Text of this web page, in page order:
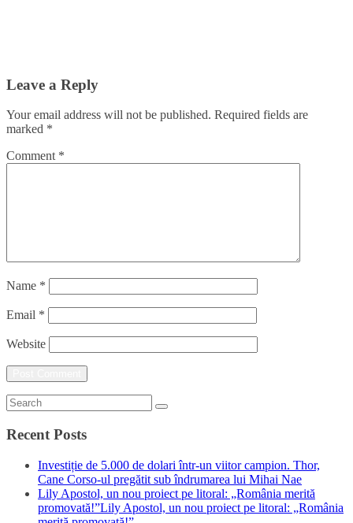
Leave a Reply
Your email address will not be published. Required fields are
marked *
Comment *
Name *
Email *
Website
Recent Posts
Investiție de 5.000 de dolari într-un viitor campion. Thor,
Cane Corso-ul pregătit sub îndrumarea lui Mihai Nae
Lily Apostol, un nou proiect pe litoral: „România merită
promovată!”Lily Apostol, un nou proiect pe litoral: „România